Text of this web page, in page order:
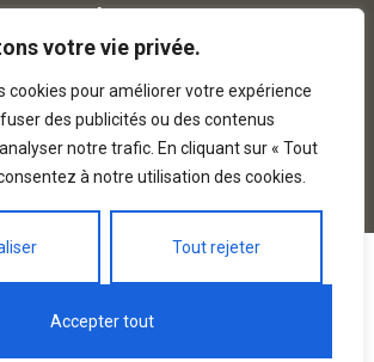
votre vie privée.
cookies pour améliorer votre expérience
des publicités ou des contenus
notre trafic. En cliquant sur « Tout
à notre utilisation des cookies.
Tout rejeter
Accepter tout
Heures d'ouverture
lundi au vendredi de 9h à 18h30
nous
cookies pour vous garantir la meilleure
site web. Si vous continuez à utiliser ce
que vous en êtes satisfait.